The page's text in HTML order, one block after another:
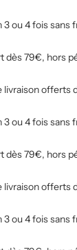
3 ou 4 fois sans
dès 79€, hors
livraison offerts
3 ou 4 fois sans
dès 79€, hors
livraison offerts
3 ou 4 fois sans